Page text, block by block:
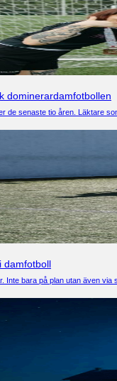
dominerardamfotbollen
de senaste tio åren. Läktare
damfotboll
Inte bara på plan utan även